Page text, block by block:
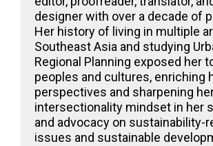
designer with over a decade of
Her history of living in multiple
Southeast Asia and studying
Regional Planning exposed her
peoples and cultures, enriching
perspectives and sharpening
intersectionality mindset in her
and advocacy on sustainability-
issues and sustainable